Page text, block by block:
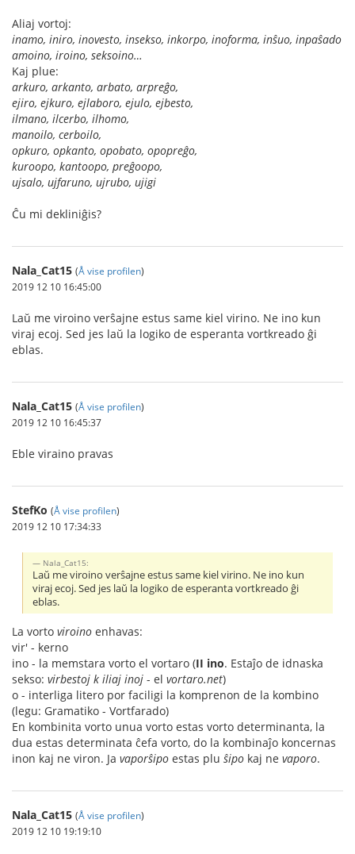
Aliaj vortoj:
inamo, iniro, inovesto, insekso, inkorpo, inoforma, inŝuo, inpaŝado
amoino, iroino, seksoino…
Kaj plue:
arkuro, arkanto, arbato, arpreĝo,
ejiro, ejkuro, ejlaboro, ejulo, ejbesto,
ilmano, ilcerbo, ilhomo,
manoilo, cerboilo,
opkuro, opkanto, opobato, opopreĝo,
kuroopo, kantoopo, preĝoopo,
ujsalo, ujfaruno, ujrubo, ujigi
Ĉu mi dekliniĝis?
Nala_Cat15 (Å vise profilen)
2019 12 10 16:45:00
Laŭ me viroino verŝajne estus same kiel virino. Ne ino kun
viraj ecoj. Sed jes laŭ la logiko de esperanta vortkreado ĝi
eblas.
Nala_Cat15 (Å vise profilen)
2019 12 10 16:45:37
Eble viraino pravas
StefKo (Å vise profilen)
2019 12 10 17:34:33
Nala_Cat15:
Laŭ me viroino verŝajne estus same kiel virino. Ne ino kun
viraj ecoj. Sed jes laŭ la logiko de esperanta vortkreado ĝi
eblas.
La vorto viroino enhavas:
vir' - kerno
ino - la memstara vorto el vortaro (II ino. Estaĵo de idnaska
sekso: virbestoj k iliaj inoj - el vortaro.net)
o - interliga litero por faciligi la komprenon de la kombino
(legu: Gramatiko - Vortfarado)
En kombinita vorto unua vorto estas vorto determinanta, la
dua estas determinata ĉefa vorto, do la kombinaĵo koncernas
inon kaj ne viron. Ja vaporŝipo estas plu ŝipo kaj ne vaporo.
Nala_Cat15 (Å vise profilen)
2019 12 10 19:19:10